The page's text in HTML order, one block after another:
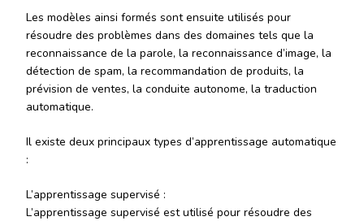
Les modèles ainsi formés sont ensuite utilisés pour
résoudre des problèmes dans des domaines tels que la
reconnaissance de la parole, la reconnaissance d’image, la
détection de spam, la recommandation de produits, la
prévision de ventes, la conduite autonome, la traduction
automatique.
Il existe deux principaux types d’apprentissage automatique
:
L’apprentissage supervisé :
L’apprentissage supervisé est utilisé pour résoudre des